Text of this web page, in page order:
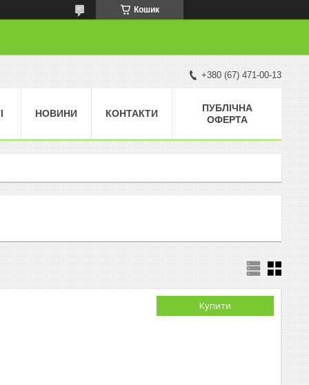
Кошик
+380 (67) 471-00-13
НОВИНИ КОНТАКТИ
ПУБЛІЧНА
ОФЕРТА
Купити